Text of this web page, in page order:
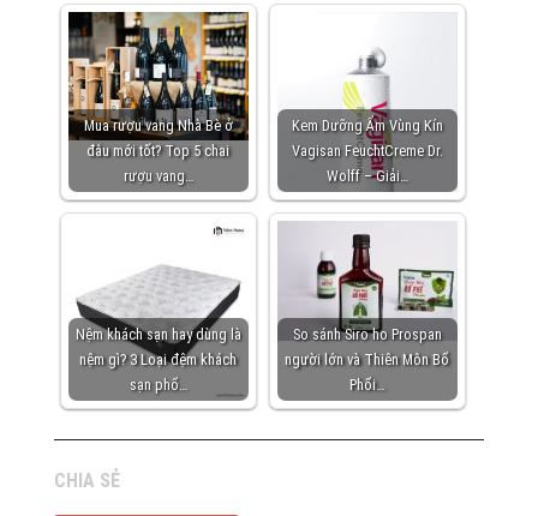
Mua rượu vang Nhà Bè ở
đâu mới tốt? Top 5 chai
rượu vang…
Kem Dưỡng Ẩm Vùng Kín
Vagisan FeuchtCreme Dr.
Wolff – Giải…
Nệm khách sạn hay dùng là
nệm gì? 3 Loại đệm khách
sạn phổ…
So sánh Siro ho Prospan
người lớn và Thiên Môn Bổ
Phổi…
CHIA SẺ